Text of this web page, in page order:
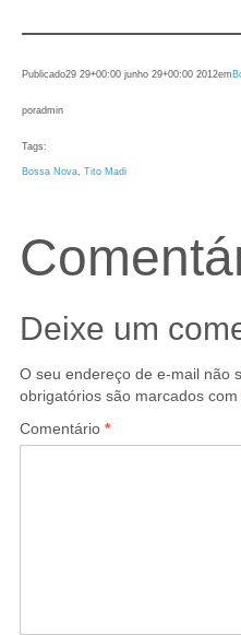
Publicado29 29+00:00 junho 29+00:00 2012em
poradmin
Tags:
Bossa Nova Tito Madi
Deixe um
O seu endereço de e-mail não
obrigatórios são marcados com
Comentário *